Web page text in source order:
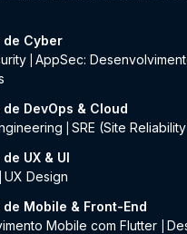
Cyber
AppSec:
DevOps & Cloud
SRE (Site
UX & UI
UX Design
Mobile & Front-End
Mobile com Flutter